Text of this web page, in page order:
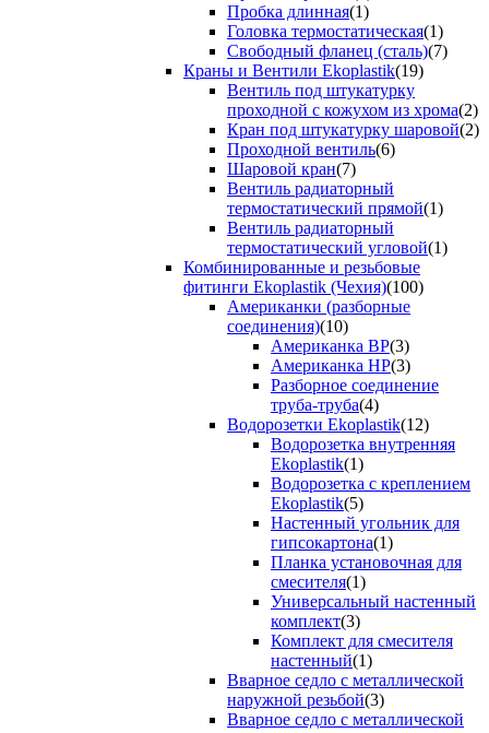
Пробка длинная(1)
Головка термостатическая(1)
Свободный фланец (сталь)(7)
Краны и Вентили Ekoplastik(19)
Вентиль под штукатурку
проходной с кожухом из хрома(2)
Кран под штукатурку шаровой(2)
Проходной вентиль(6)
Шаровой кран(7)
Вентиль радиаторный
термостатический прямой(1)
Вентиль радиаторный
термостатический угловой(1)
Комбинированные и резьбовые
фитинги Ekoplastik (Чехия)(100)
Американки (разборные
соединения)(10)
Американка ВР(3)
Американка НР(3)
Разборное соединение
труба-труба(4)
Водорозетки Ekoplastik(12)
Водорозетка внутренняя
Ekoplastik(1)
Водорозетка с креплением
Ekoplastik(5)
Настенный угольник для
гипсокартона(1)
Планка установочная для
смесителя(1)
Универсальный настенный
комплект(3)
Комплект для смесителя
настенный(1)
Вварное седло с металлической
наружной резьбой(3)
Вварное седло с металлической